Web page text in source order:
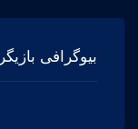
بیوگرافی